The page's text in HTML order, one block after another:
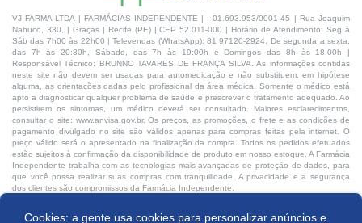
Cookies: a gente usa cookies para personalizar anúncios e
VJ FARMA LTDA | FARMÁCIAS INDEPENDENTE | : 01.693.953/0001-45 | Rua Joaquim
Nabuco, 330, | Graças | Recife (PE) | CEP 52.011-000 | Horário de Atendimento: Seg à
Sáb das 7h00 às 22h00 | Televendas (WhatsApp): 81 97120-2924, De segunda a sexta,
das 7h às 20:30h, Sábado, das 7h às 19:00h e Domingos das 8h às 18:00h |
Responsável Técnico: BRUNNO TAVARES DE FRANÇA SILVA. As informações contidas
neste site não devem ser usadas para automedicação e não substituem, em hipótese
alguma, as orientações dadas pelo profissional da área médica. Somente o médico está
apto a diagnosticar qualquer problema de saúde e prescrever o tratamento adequado. Ao
persistirem os sintomas, um médico deverá ser consultado. Maiores esclarecimentos,
consultar o site: www.anvisa.gov.br. Os preços, as promoções, o frete e as condições de
pagamento divulgado no site são válidos apenas para compras feitas pela internet. O
preço válido será o apresentado na finalização da compra. Todos os pedidos efetuados
estão sujeitos à confirmação da disponibilidade de produto em nosso estoque. A Farmácia
Independente trabalha com as tecnologias mais avançadas de proteção de dados, para
que você possa realizar suas compras com tranquilidade. A privacidade e a segurança
dos clientes são compromissos da Farmácia Independente.